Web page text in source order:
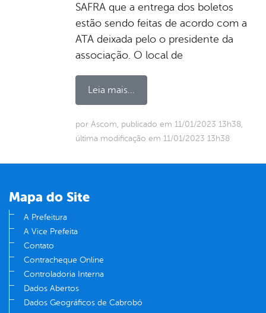
SAFRA que a entrega dos boletos
estão sendo feitas de acordo com a
ATA deixada pelo o presidente da
associação. O local de
Leia mais...
por Ascom, publicado em 11/01/2023 13h38,
última modificação em 11/01/2023 13h38
Mapa do Site
A Prefeitura
A Vice Prefeita
Contato
Contracheque Online
Controladoria Interna
Dados Abertos
Dados Geográficos de Cabrobó